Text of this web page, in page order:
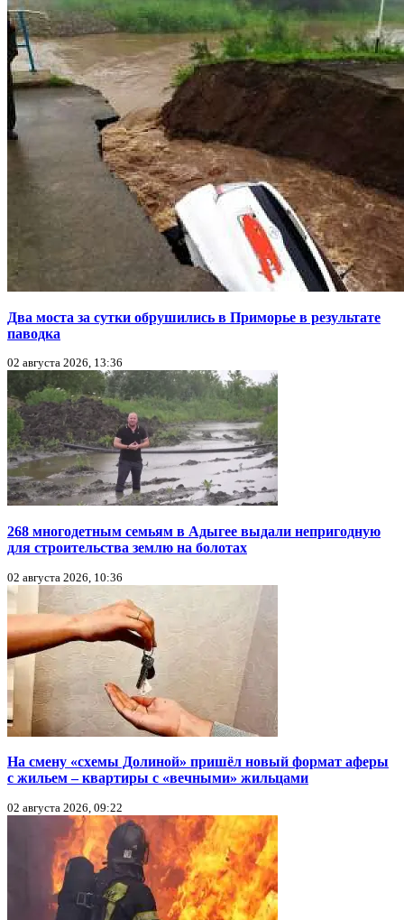
Два моста за сутки обрушились в Приморье в результате
паводка
02 августа 2026, 13:36
268 многодетным семьям в Адыгее выдали непригодную
для строительства землю на болотах
02 августа 2026, 10:36
На смену «схемы Долиной» пришёл новый формат аферы
с жильем – квартиры с «вечными» жильцами
02 августа 2026, 09:22